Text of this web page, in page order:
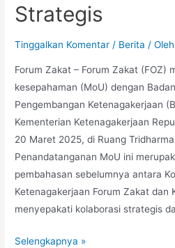
Strategis
Tinggalkan Komentar / Berita /
Forum Zakat – Forum Zakat (FOZ)
kesepahaman (MoU) dengan
Pengembangan Ketenagakerjaan
Kementerian Ketenagakerjaan
20 Maret 2025, di Ruang
Penandatanganan MoU ini
pembahasan sebelumnya antara
Ketenagakerjaan Forum Zakat dan
menyepakati kolaborasi strategis
Selengkapnya »